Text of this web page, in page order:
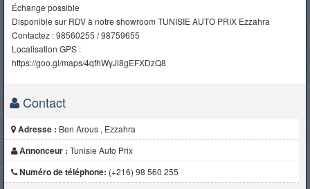
Échange possible
Disponible sur RDV à notre showroom TUNISIE AUTO PRIX Ezzahra
Contactez : 98560255 / 98759655
Localisation GPS :
https://goo.gl/maps/4qfhWyJi8gEFXDzQ8
Contact
Adresse : Ben Arous , Ezzahra
Annonceur : Tunisie Auto Prix
Numéro de téléphone: (+216) 98 560 255